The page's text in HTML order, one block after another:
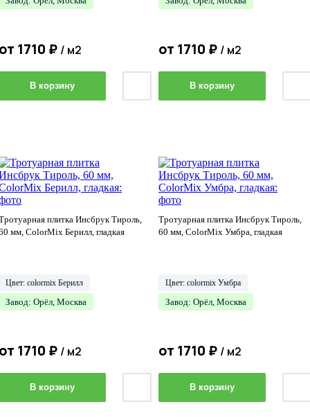
1710 ₽ / м2
В корзину
от 1710 ₽ / м2
В корзину
плитка Инсбрук Тироль,
мм, ColorMix Берилл, гладкая
Цвет: colormix Берилл
Завод: Орёл, Москва
1710 ₽ / м2
В корзину
Тротуарная плитка Инсбрук Тироль,
60 мм, ColorMix Умбра, гладкая
Цвет: colormix Умбра
Завод: Орёл, Москва
от 1710 ₽ / м2
В корзину